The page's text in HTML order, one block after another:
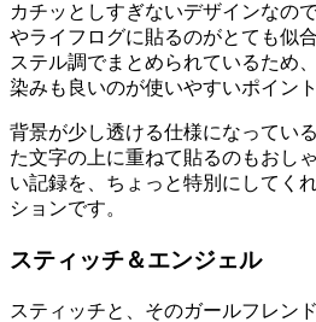
カチッとしすぎないデザインなの
やライフログに貼るのがとても似
ステル調でまとめられているため
染みも良いのが使いやすいポイント
背景が少し透ける仕様になってい
た文字の上に重ねて貼るのもおし
い記録を、ちょっと特別にしてく
ションです。
スティッチ＆エンジェル
スティッチと、そのガールフレン